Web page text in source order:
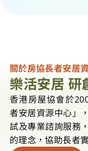
關於房協長者安居
樂活安居 研
香港房屋協會於
者安居資源中心」
試及專業諮詢服務
的理念，協助長者